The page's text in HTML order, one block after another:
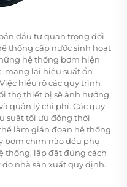
đầu tư quan trọng đối
thống cấp nước sinh hoạt
hệ thống bơm hiện
mang lại hiệu suất ổn
hiểu rõ các quy trình
thọ thiết bị sẽ ảnh hưởng
quản lý chi phí. Các quy
suất tối ưu đồng thời
làm gián đoạn hệ thống
bơm chìm nào đều phụ
thống, lắp đặt đúng cách
nhà sản xuất quy định.